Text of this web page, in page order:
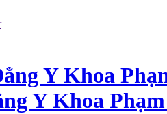
Y Khoa